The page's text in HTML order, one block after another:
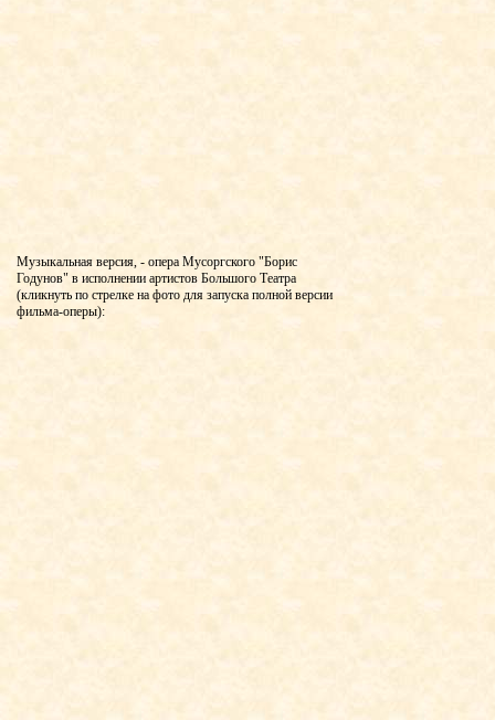
Музыкальная версия, - опера Мусоргского "Борис
Годунов" в исполнении артистов Большого Театра
(кликнуть по стрелке на фото для запуска полной версии
фильма-оперы):